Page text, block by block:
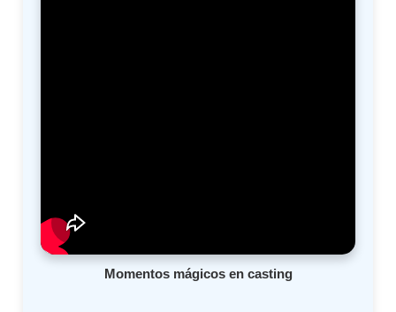
Momentos mágicos en casting